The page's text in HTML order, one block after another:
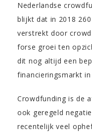
Nederlandse
blijkt dat in 2018
verstrekt door
forse groei ten
dit nog altijd een
financieringsmarkt
Crowdfunding is de
ook geregeld
recentelijk veel